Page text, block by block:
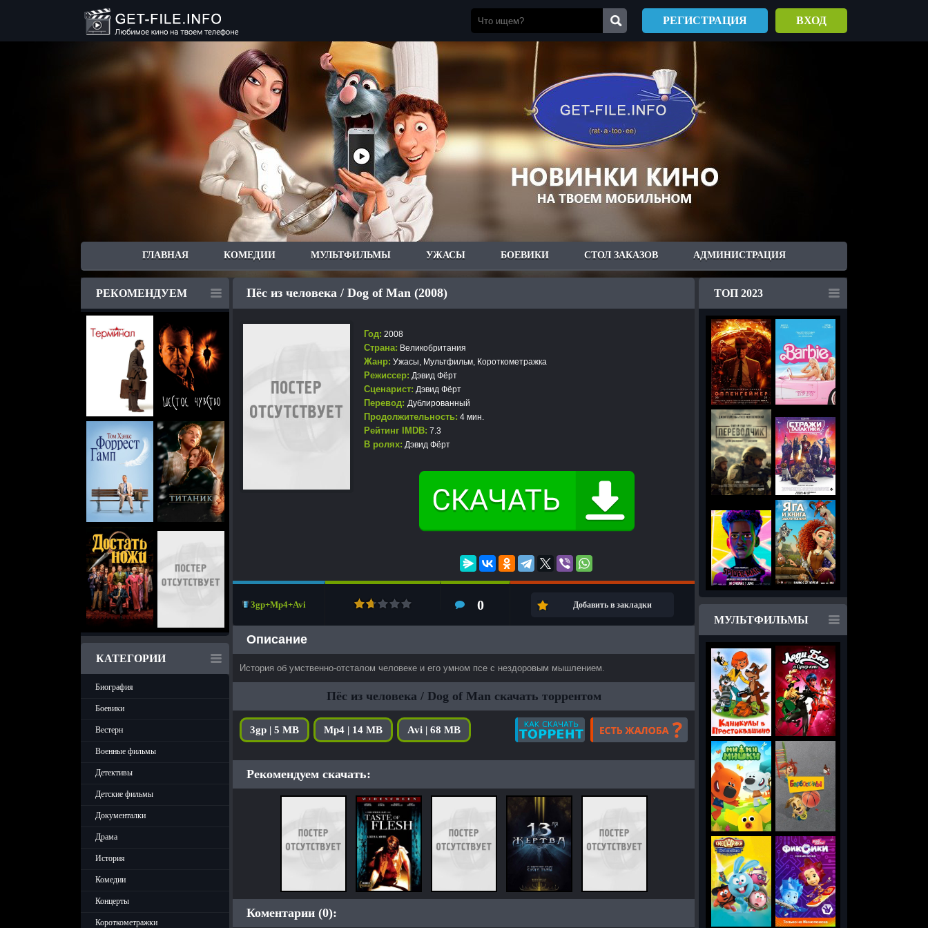
РЕГИСТРАЦИЯ ВХОД
ГЛАВНАЯ КОМЕДИИ МУЛЬТФИЛЬМЫ УЖАСЫ БОЕВИКИ СТОЛ ЗАКАЗОВ АДМИНИСТРАЦИЯ
РЕКОМЕНДУЕМ
КАТЕГОРИИ
Биография
Боевики
Вестерн
Военные фильмы
Детективы
Детские фильмы
Документалки
Драма
История
Комедии
Концерты
Короткометражки
Пёс из человека / Dog of Man (2008)
Год: 2008
Страна: Великобритания
Жанр: Ужасы, Мультфильм, Короткометражка
Режиссер: Дэвид Фёрт
Сценарист: Дэвид Фёрт
Перевод: Дублированный
Продолжительность: 4 мин.
Рейтинг IMDB: 7.3
В ролях: Дэвид Фёрт
3gp+Mp4+Avi 0 Добавить в закладки
Описание
История об умственно-отсталом человеке и его умном псе с нездоровым мышлением.
Пёс из человека / Dog of Man скачать торрентом
3gp | 5 MB Mp4 | 14 MB Avi | 68 MB
Рекомендуем скачать:
Коментарии (0):
ТОП 2023
МУЛЬТФИЛЬМЫ